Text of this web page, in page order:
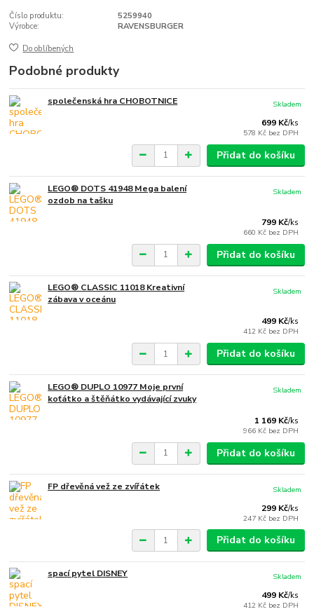
Číslo produktu:
5259940
Výrobce:
RAVENSBURGER
Do oblíbených
Podobné produkty
společenská hra CHOBOTNICE
699 Kč/ks
578 Kč bez DPH
Skladem
Přidat do košíku
LEGO® DOTS 41948 Mega balení
ozdob na tašku
799 Kč/ks
660 Kč bez DPH
Skladem
Přidat do košíku
LEGO® CLASSIC 11018 Kreativní
zábava v oceánu
499 Kč/ks
412 Kč bez DPH
Skladem
Přidat do košíku
LEGO® DUPLO 10977 Moje první
koťátko a štěňátko vydávající zvuky
1 169 Kč/ks
966 Kč bez DPH
Skladem
Přidat do košíku
FP dřevěná vež ze zvířátek
299 Kč/ks
247 Kč bez DPH
Skladem
Přidat do košíku
spací pytel DISNEY
499 Kč/ks
412 Kč bez DPH
Skladem